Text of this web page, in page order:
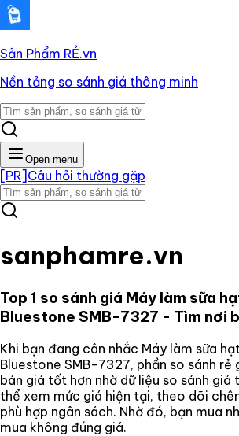
Sản Phẩm RẺ.vn
Nền tảng so sánh giá thông minh
Open menu
[PR] Câu hỏi thường gặp
sanphamre.vn
Top 1 so sánh giá Máy làm sữa
Bluestone SMB-7327 - Tìm nơi
Khi bạn đang cân nhắc Máy làm sữa
Bluestone SMB-7327, phần so sánh rẻ
bán giá tốt hơn nhờ dữ liệu so sánh giá
thể xem mức giá hiện tại, theo dõi
phù hợp ngân sách. Nhờ đó, bạn mua
mua không đúng giá.